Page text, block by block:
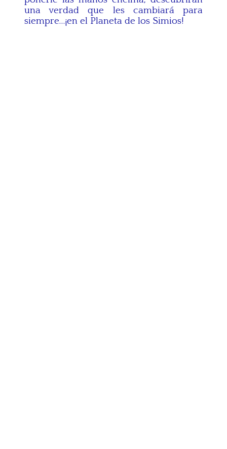
una verdad que les cambiará para
siempre…¡en el Planeta de los Simios!